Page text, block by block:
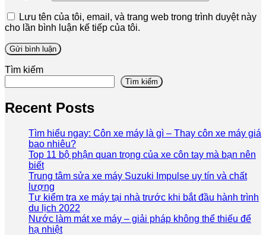
Lưu tên của tôi, email, và trang web trong trình duyệt này
cho lần bình luận kế tiếp của tôi.
Tìm kiếm
Tìm kiếm
Recent Posts
Tìm hiểu ngay: Côn xe máy là gì – Thay côn xe máy giá
bao nhiêu?
Top 11 bộ phận quan trọng của xe côn tay mà bạn nên
biết
Trung tâm sửa xe máy Suzuki Impulse uy tín và chất
lượng
Tự kiểm tra xe máy tại nhà trước khi bắt đầu hành trình
du lịch 2022
Nước làm mát xe máy – giải pháp không thể thiếu để
hạ nhiệt